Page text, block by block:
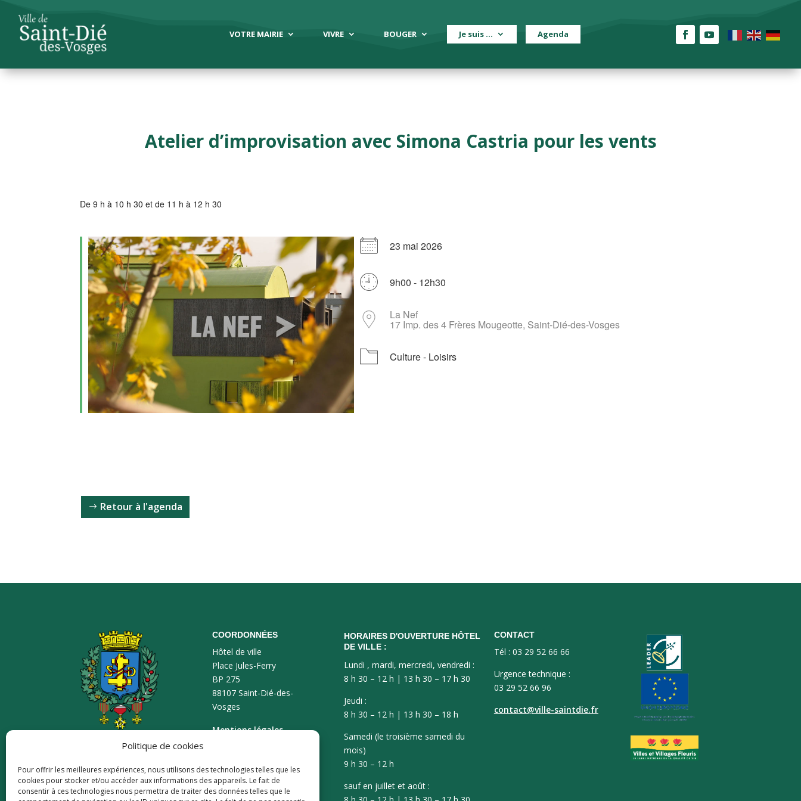
Politique de cookies
Pour offrir les meilleures expériences, nous utilisons des technologies telles que les
cookies pour stocker et/ou accéder aux informations des appareils. Le fait de
consentir à ces technologies nous permettra de traiter des données telles que le
VOTRE MAIRIE VIVRE BOUGER Je suis … Agenda
Atelier d’improvisation avec Simona Castria pour les vents
23 mai 2026
9h00 - 12h30
Télécharger ICS
Calendrier Google
iCalendarOffice 365Outlook Live
La Nef
17 Imp. des 4 Frères Mougeotte, Saint-Dié-des-Vosges
Culture - Loisirs
De 9 h à 10 h 30 et de 11 h à 12 h 30
Retour à l'agenda
COORDONNÉES
Hôtel de ville
Place Jules-Ferry
BP 275
88107 Saint-Dié-des-
Vosges
Mentions légales
Accessibilité
HORAIRES D'OUVERTURE HÔTEL
DE VILLE :
Lundi , mardi, mercredi, vendredi :
8 h 30 – 12 h | 13 h 30 – 17 h 30
Jeudi :
8 h 30 – 12 h | 13 h 30 – 18 h
Samedi (le troisième samedi du
mois)
9 h 30 – 12 h
sauf en juillet et août :
CONTACT
Tél : 03 29 52 66 66
Urgence technique :
03 29 52 66 96
contact@ville-saintdie.fr